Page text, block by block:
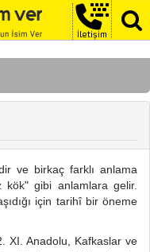
İletişim
ve birkaç farklı anlama
kök" gibi anlamlara gelir.
için tarihî bir öneme
Anadolu, Kafkaslar ve